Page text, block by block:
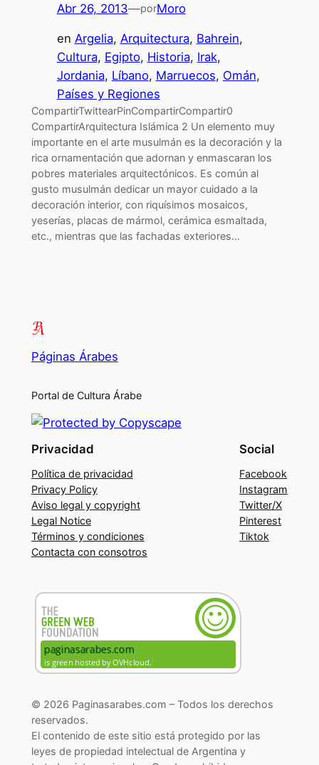
Abr 26, 2013—porMoro
en Argelia, Arquitectura, Bahrein
Cultura, Egipto, Historia, Irak
Jordania, Líbano, Marruecos, Omán
Países y Regiones
CompartirTwittearPinCompartirCompartir0
CompartirArquitectura Islámica 2 Un elemento muy
importante en el arte musulmán es la decoración y la
rica ornamentación que adornan y enmascaran los
pobres materiales arquitectónicos. Es común al
gusto musulmán dedicar un mayor cuidado a la
decoración interior, con riquísimos mosaicos,
yeserías, placas de mármol, cerámica esmaltada,
etc., mientras que las fachadas exteriores…
Páginas Árabes
Portal de Cultura Árabe
Privacidad
Política de privacidad
Privacy Policy
Aviso legal y copyright
Legal Notice
Términos y condiciones
Contacta con consotros
Social
Facebook
Instagram
Twitter/X
Pinterest
Tiktok
© 2026 Paginasarabes.com – Todos los derechos
reservados.
El contenido de este sitio está protegido por las
leyes de propiedad intelectual de Argentina y